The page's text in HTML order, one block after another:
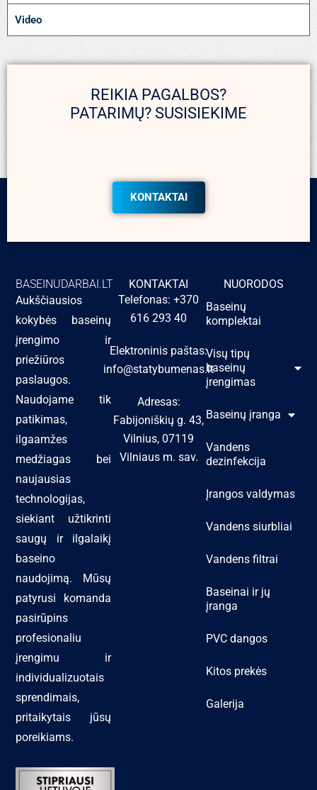
Video
REIKIA PAGALBOS?
PATARIMŲ? SUSISIEKIME
KONTAKTAI
BASEINUDARBAI.LT
Aukščiausios
kokybės baseinų
įrengimo ir
priežiūros
paslaugos.
Naudojame tik
patikimas,
ilgaamžes
medžiagas bei
naujausias
technologijas,
siekiant užtikrinti
saugų ir ilgalaikį
baseino
naudojimą. Mūsų
patyrusi komanda
pasirūpins
profesionaliu
įrengimu ir
individualizuotais
sprendimais,
pritaikytais jūsų
poreikiams.
KONTAKTAI
Telefonas: +370
616 293 40
Elektroninis paštas:
info@statybumenas.lt
Adresas:
Fabijoniškių g. 43,
Vilnius, 07119
Vilniaus m. sav.
NUORODOS
Baseinų
komplektai
Visų tipų
baseinų
įrengimas
Baseinų įranga
Vandens
dezinfekcija
Įrangos valdymas
Vandens siurbliai
Vandens filtrai
Baseinai ir jų
įranga
PVC dangos
Kitos prekės
Galerija